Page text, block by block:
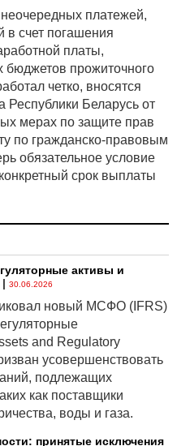
платежей,
в счет погашения
платы,
бюджетов прожиточного
четко, вносятся
Республики Беларусь от
мерах по защите прав
по гражданско-правовым
обязательное условие
срок выплаты
активы и
| 30.06.2026
новый МСФО (IFRS)
and Regulatory
усовершенствовать
подлежащих
как поставщики
воды и газа.
принятые исключения